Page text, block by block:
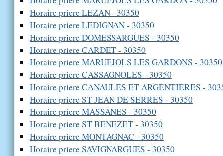
Horaire priere LEZAN - 30350
Horaire priere LEDIGNAN - 30350
Horaire priere DOMESSARGUES - 30350
Horaire priere CARDET - 30350
Horaire priere MARUEJOLS LES GARDONS - 30350
Horaire priere CASSAGNOLES - 30350
Horaire priere CANAULES ET ARGENTIERES -
Horaire priere ST JEAN DE SERRES - 30350
Horaire priere MASSANES - 30350
Horaire priere ST BENEZET - 30350
Horaire priere MONTAGNAC - 30350
Horaire priere SAVIGNARGUES - 30350